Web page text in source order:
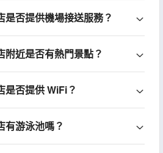
是否提供機場接送服務？
近是否有熱門景點？
是否提供 WiFi？
有游泳池嗎？